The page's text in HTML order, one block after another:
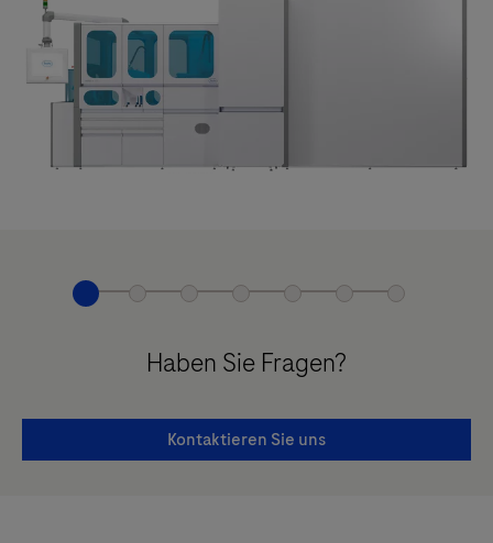
Haben Sie Fragen?
Kontaktieren Sie uns